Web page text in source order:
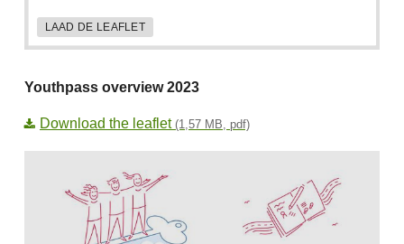
LAAD DE LEAFLET
Youthpass overview 2023
Download the leaflet (1,57 MB, pdf)